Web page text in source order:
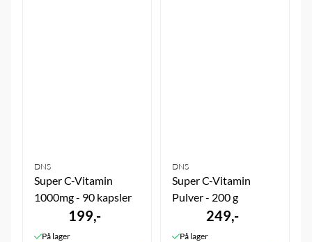
DNS
Super C-Vitamin
1000mg - 90 kapsler
199,-
På lager
DNS
Super C-Vitamin
Pulver - 200 g
249,-
På lager